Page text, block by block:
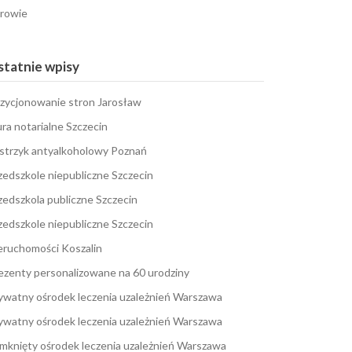
wpisy
stron Jarosław
notarialne Szczecin
antyalkoholowy Poznań
niepubliczne Szczecin
publiczne Szczecin
niepubliczne Szczecin
Koszalin
personalizowane na 60 urodziny
ośrodek leczenia uzależnień Warszawa
ośrodek leczenia uzależnień Warszawa
ośrodek leczenia uzależnień Warszawa